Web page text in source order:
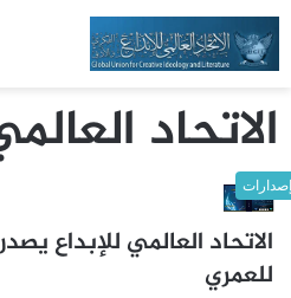
الاتحاد
الاتحاد العالمي للإبداع
للعمري